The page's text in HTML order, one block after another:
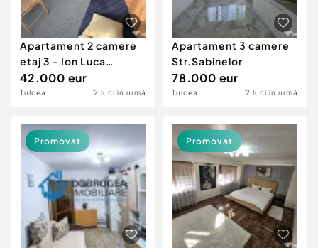
Apartament 2 camere
etaj 3 - Ion Luca
Caragiale !
42.000 eur
Tulcea 2 luni în urmă
Apartament 3 camere
Str.Sabinelor
78.000 eur
Tulcea 2 luni în urmă
Promovat Promovat